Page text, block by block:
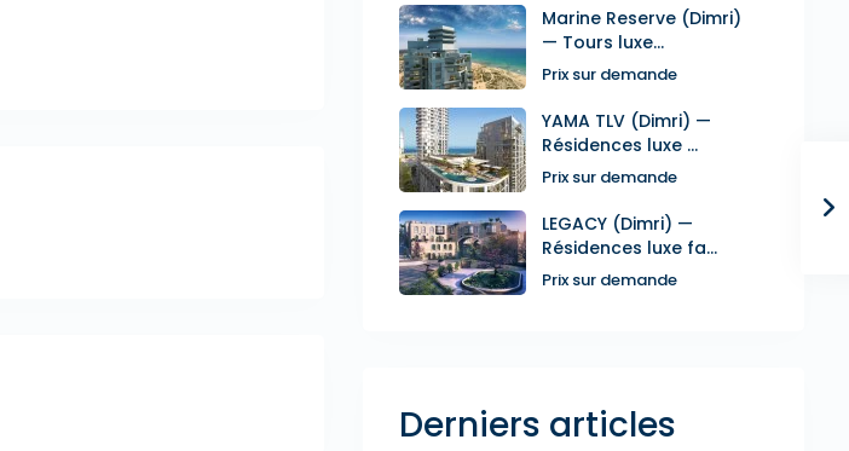
Marine Reserve (Dimri)
— Tours luxe...
Prix sur demande
YAMA TLV (Dimri) —
Résidences luxe ...
Prix sur demande
LEGACY (Dimri) —
Résidences luxe fa...
Prix sur demande
Derniers articles